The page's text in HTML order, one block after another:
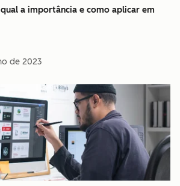
a importância e como aplicar em
de 2023